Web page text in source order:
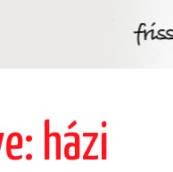
házi